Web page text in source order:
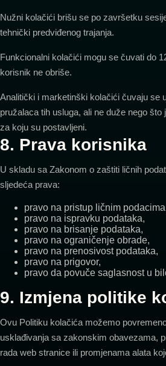
Nužni kolačići brišu se po završetku
tehnički predviđenog trajanja.
Funkcionalni kolačići mogu se čuvati do
korisnik ne obriše.
Analitički i marketinški kolačići čuvaju se
pružalaca tih usluga, ali ne duže nego što
za koju su postavljeni.
8. Prava korisnika
U skladu sa Zakonom o zaštiti ličnih
sljedeća prava:
pravo na pristup ličnim
pravo na ispravku podataka,
pravo na brisanje podataka,
pravo na ograničenje obrade,
pravo na prenosivost podataka,
pravo na prigovor,
pravo da povuče saglasnost u
9. Izmjena politike
Ovu Politiku kolačića možemo
usklađivanja sa zakonskim obavezama,
rada web stranice ili promjenama alata